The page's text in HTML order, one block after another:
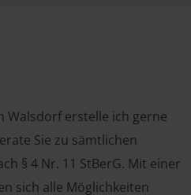
Walsdorf erstelle ich gerne
Sie zu sämtlichen
§ 4 Nr. 11 StBerG. Mit einer
sich alle Möglichkeiten